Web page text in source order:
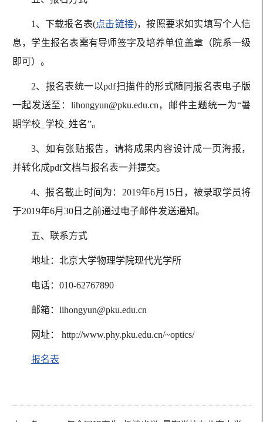
1、下载报名表(点击链接)，按照要求如实填写个人信
息，学生报名表需有导师签字及培养单位盖章（院系一级
即可）。
2、报名表统一以pdf扫描件的形式随同报名表电子版
一起发送至：lihongyun@pku.edu.cn，邮件主题统一为“暑
期学校_学校_姓名”。
3、如有张贴报告，请将成果内容设计成一页海报，
并转化成pdf文档与报名表一并提交。
4、报名截止时间为：2019年6月15日，被录取学员将
于2019年6月30日之前通过电子邮件发送通知。
五、联系方式
地址：北京大学物理学院现代光学所
电话：010-62767890
邮箱：lihongyun@pku.edu.cn
网址： http://www.phy.pku.edu.cn/~optics/
报名表